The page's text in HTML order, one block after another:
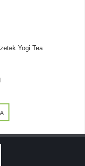
Yogi Tea